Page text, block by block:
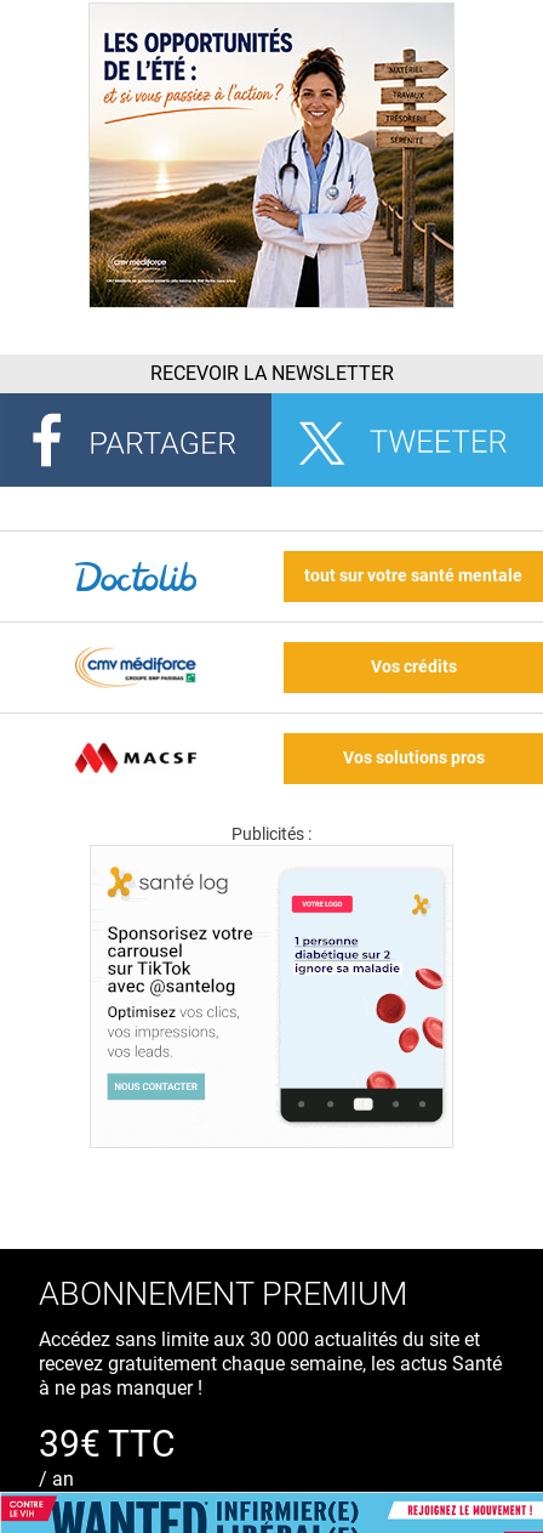
RECEVOIR LA NEWSLETTER
tout sur votre santé mentale
Vos crédits
Vos solutions pros
Publicités :
ABONNEMENT PREMIUM
Accédez sans limite aux 30 000 actualités du site et
recevez gratuitement chaque semaine, les actus Santé
à ne pas manquer !
39€ TTC
/ an